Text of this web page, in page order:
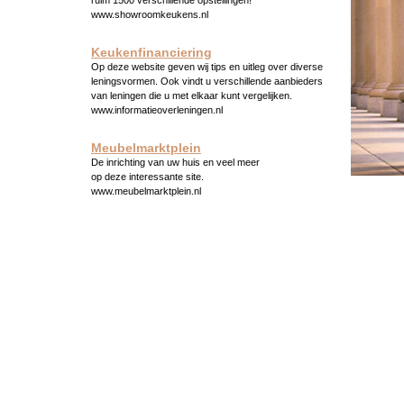
www.showroomkeukens.nl
Keukenfinanciering
Op deze website geven wij tips en uitleg over diverse
leningsvormen. Ook vindt u verschillende aanbieders
van leningen die u met elkaar kunt vergelijken.
www.informatieoverleningen.nl
Meubelmarktplein
De inrichting van uw huis en veel meer
op deze interessante site.
www.meubelmarktplein.nl